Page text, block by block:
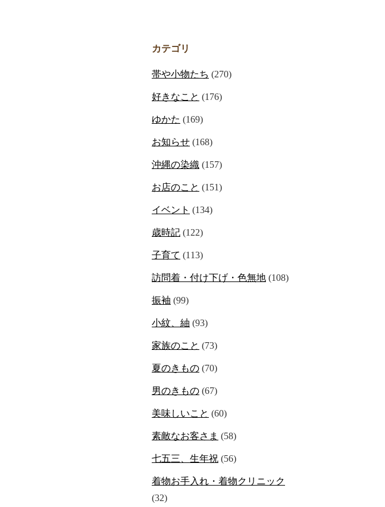
カテゴリ
帯や小物たち (270)
好きなこと (176)
ゆかた (169)
お知らせ (168)
沖縄の染織 (157)
お店のこと (151)
イベント (134)
歳時記 (122)
子育て (113)
訪問着・付け下げ・色無地 (108)
振袖 (99)
小紋、紬 (93)
家族のこと (73)
夏のきもの (70)
男のきもの (67)
美味しいこと (60)
素敵なお客さま (58)
七五三、生年祝 (56)
着物お手入れ・着物クリニック
(32)